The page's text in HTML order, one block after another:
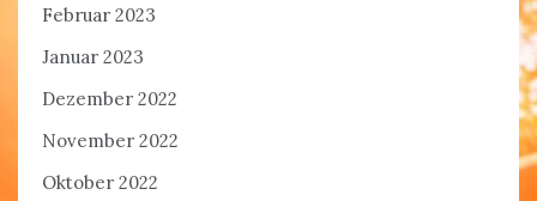
Februar 2023
Januar 2023
Dezember 2022
November 2022
Oktober 2022